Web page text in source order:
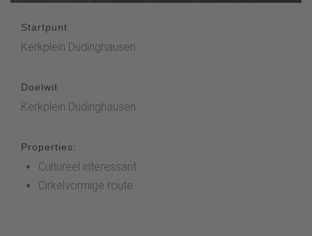
Startpunt
Kerkplein Düdinghausen
Doelwit
Kerkplein Düdinghausen
Properties:
Cultureel interessant
Cirkelvormige route